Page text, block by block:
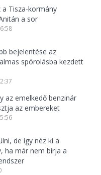
a Tisza-kormány
a sor
bejelentése az
spórolásba kezdett
az emelkedő benzinár
az embereket
de így néz ki a
ha már nem bírja a